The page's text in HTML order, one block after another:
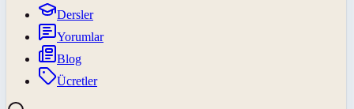
Dersler
Yorumlar
Blog
Ücretler